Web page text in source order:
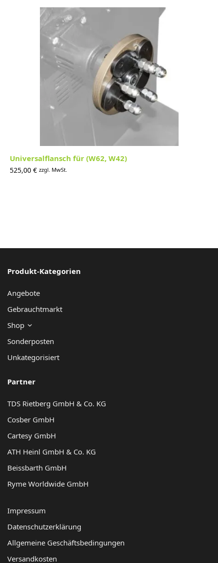
Universalflansch für (W62, W42)
525,00 € zzgl. MwSt.
Produkt-Kategorien
Angebote
Gebrauchtmarkt
Shop
Sonderposten
Unkategorisiert
Partner
TDS Rietberg GmbH & Co. KG
Cosber GmbH
Cartesy GmbH
ATH Heinl GmbH & Co. KG
Beissbarth GmbH
Ryme Worldwide GmbH
Impressum
Datenschutzerklärung
Allgemeine Geschäftsbedingungen
Versandkosten